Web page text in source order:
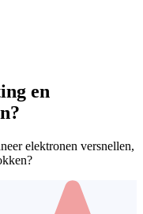
en
elektronen versnellen,